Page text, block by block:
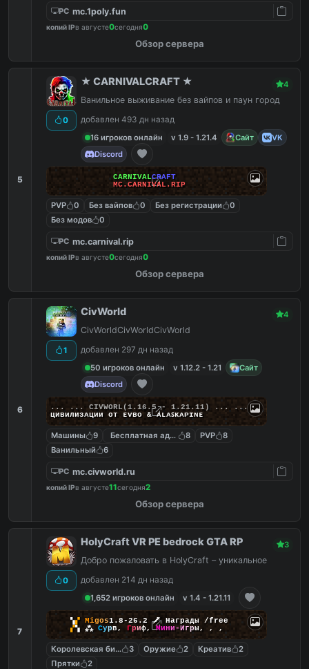
PC mc.1poly.fun
копий IPв августе0сегодня0
Обзор сервера
5
0
★ CARNIVALCRAFT ★ 4
Ванильное выживание без вайпов и паун город
добавлен 493 дн назад
16 игроков онлайн
v 1.9 - 1.21.4 Сайт
VK
Discord
CARNIVALCRAFT
MC.CARNIVAL.RIP
PVP 0 Без вайпов 0 Без регистрации
0
Без модов
0
PC mc.carnival.rip
копий IPв августе0сегодня0
Обзор сервера
6
1
CivWorld 4
CivWorldCivWorldCivWorld
добавлен 297 дн назад
50 игроков онлайн
v 1.12.2 - 1.21
Сайт
Discord
... ... CIVWORL (1.16.5 - 1.21.11) ... ...
циʙилизᴀции от ᴇᴠʙᴏ & ᴀʟᴀꜱᴋᴀᴘɪɴᴇ
Машины 9 Бесплатная админка
8 PVP
8
Ванильный
6
PC mc.civworld.ru
копий IPв августе11сегодня2
Обзор сервера
7
0
HolyCraft VR PE bedrock GTA RP 3
Добро пожаловать в HolyCraft – уникальное
добавлен 214 дн назад
1,652 игроков онлайн
v 1.4 - 1.21.11
▚▞ Migos1.8-26.2🗡 Награды /free
▞▚ ⁂ Сурв, Гриф,Мини-Игры, , ,
Королевская битва3 Оружие 2 Креатив
2
Прятки
2